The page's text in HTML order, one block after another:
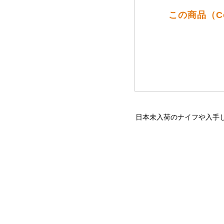
この商品（
日本未入荷のナイフや入手